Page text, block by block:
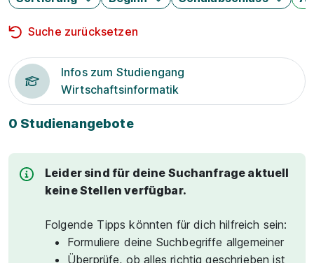
Suche zurücksetzen
Infos zum Studiengang
Wirtschaftsinformatik
0 Studienangebote
Leider sind für deine Suchanfrage aktuell
keine Stellen verfügbar.
Folgende Tipps könnten für dich hilfreich sein:
Formuliere deine Suchbegriffe allgemeiner
Überprüfe, ob alles richtig geschrieben ist